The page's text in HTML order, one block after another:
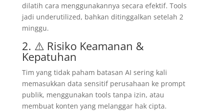
dilatih cara menggunakannya secara efektif. Tools
jadi underutilized, bahkan ditinggalkan setelah 2
minggu.
2. ⚠️ Risiko Keamanan &
Kepatuhan
Tim yang tidak paham batasan AI sering kali
memasukkan data sensitif perusahaan ke prompt
publik, menggunakan tools tanpa izin, atau
membuat konten yang melanggar hak cipta.